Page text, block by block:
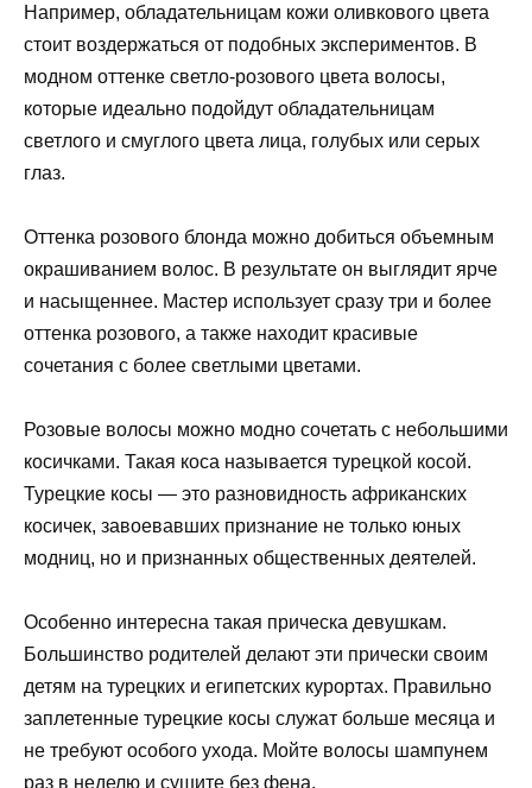
Например, обладательницам кожи оливкового цвета
стоит воздержаться от подобных экспериментов. В
модном оттенке светло-розового цвета волосы,
которые идеально подойдут обладательницам
светлого и смуглого цвета лица, голубых или серых
глаз.
Оттенка розового блонда можно добиться объемным
окрашиванием волос. В результате он выглядит ярче
и насыщеннее. Мастер использует сразу три и более
оттенка розового, а также находит красивые
сочетания с более светлыми цветами.
Розовые волосы можно модно сочетать с небольшими
косичками. Такая коса называется турецкой косой.
Турецкие косы — это разновидность африканских
косичек, завоевавших признание не только юных
модниц, но и признанных общественных деятелей.
Особенно интересна такая прическа девушкам.
Большинство родителей делают эти прически своим
детям на турецких и египетских курортах. Правильно
заплетенные турецкие косы служат больше месяца и
не требуют особого ухода. Мойте волосы шампунем
раз в неделю и сушите без фена.